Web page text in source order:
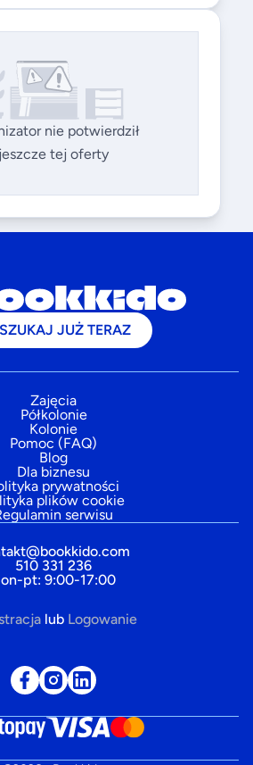
nie potwierdził
jeszcze tej oferty
JUŻ TERAZ
Zajęcia
Półkolonie
Kolonie
Pomoc (FAQ)
Blog
Dla biznesu
prywatności
plików cookie
serwisu
510 331 236
pt: 9:00-17:00
lub Logowanie